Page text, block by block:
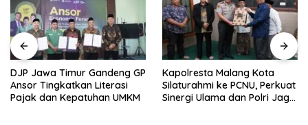
DJP Jawa Timur Gandeng GP
Ansor Tingkatkan Literasi
Pajak dan Kepatuhan UMKM
Kapolresta Malang Kota
Silaturahmi ke PCNU, Perkuat
Sinergi Ulama dan Polri Jaga